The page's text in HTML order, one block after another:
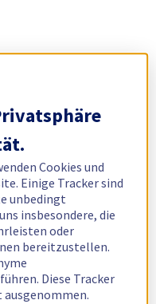
Cookies und
Einige Tracker sind
unbedingt
insbesondere, die
oder
bereitzustellen.
Diese Tracker